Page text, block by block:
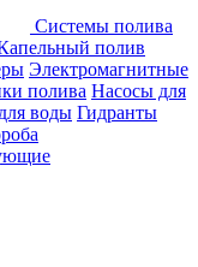
Системы полива
полив
Электромагнитные
полива Насосы для
воды Гидранты